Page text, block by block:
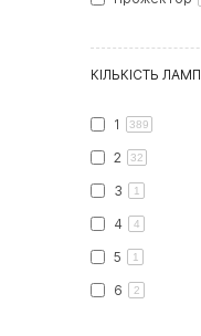
КІЛЬКІСТЬ ЛАМП
1 389
2 32
3 1
4 4
5 1
6 2